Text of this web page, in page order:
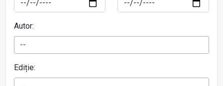
Autor:
--
Ediție: